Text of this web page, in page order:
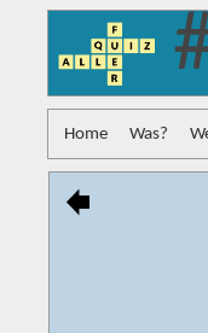
Home Was?